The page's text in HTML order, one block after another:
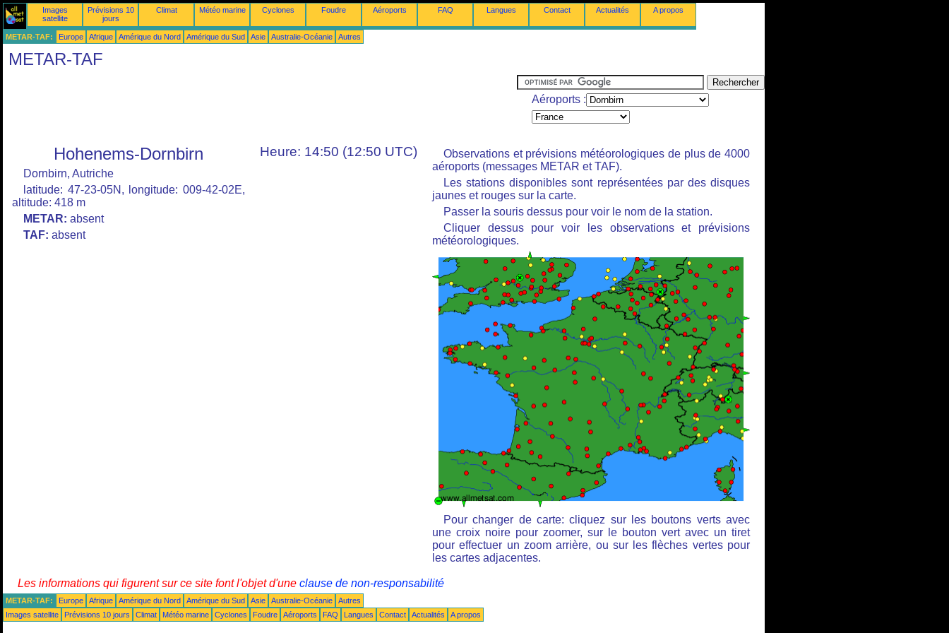
Images
satellite
Prévisions 10
jours
Climat Météo marine Cyclones Foudre Aéroports FAQ Langues Contact Actualités A propos
METAR-TAF: Europe Afrique Amérique du Nord Amérique du Sud Asie Australie-Océanie Autres
METAR-TAF
Aéroports :
Hohenems-Dornbirn
Dornbirn, Autriche
latitude: 47-23-05N, longitude: 009-42-02E,
altitude: 418 m
METAR: absent
TAF: absent
Heure: 14:50 (12:50 UTC)
Observations et prévisions météorologiques de plus de 4000
aéroports (messages METAR et TAF).
Les stations disponibles sont représentées par des disques
jaunes et rouges sur la carte.
Passer la souris dessus pour voir le nom de la station.
Cliquer dessus pour voir les observations et prévisions
météorologiques.
Pour changer de carte: cliquez sur les boutons verts avec
une croix noire pour zoomer, sur le bouton vert avec un tiret
pour effectuer un zoom arrière, ou sur les flèches vertes pour
les cartes adjacentes.
Les informations qui figurent sur ce site font l'objet d'une clause de non-responsabilité
METAR-TAF: Europe Afrique Amérique du Nord Amérique du Sud Asie Australie-Océanie
Autres
Images satellite
Prévisions 10 jours Climat Météo marine Cyclones Foudre Aéroports FAQ Langues Contact Actualités A propos